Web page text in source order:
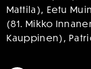
Mattila), Eetu
(81. Mikko
Kauppinen),